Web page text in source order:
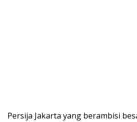
Persija Jakarta yang berambisi